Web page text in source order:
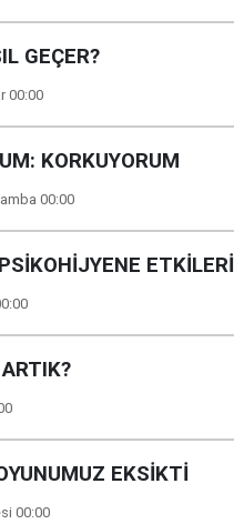
GEÇER?
00:00
KORKUYORUM
00:00
ETKİLERİ
EKSİKTİ
00:00